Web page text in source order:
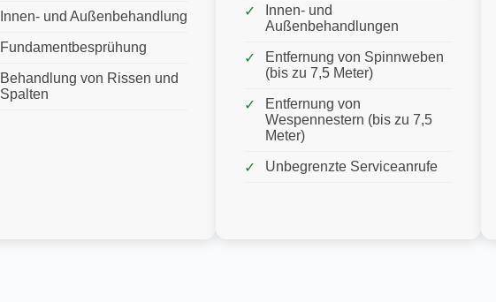
Innen- und Außenbehandlung
Fundamentbesprühung
Behandlung von Rissen und
Spalten
Innen- und
Außenbehandlungen
Entfernung von Spinnweben
(bis zu 7,5 Meter)
Entfernung von
Wespennestern (bis zu 7,5
Meter)
Unbegrenzte Serviceanrufe